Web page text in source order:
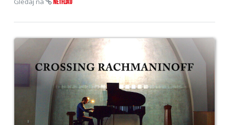
NETFLIXU